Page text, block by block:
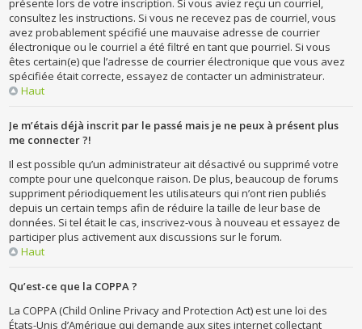
présente lors de votre inscription. Si vous aviez reçu un courriel,
consultez les instructions. Si vous ne recevez pas de courriel, vous
avez probablement spécifié une mauvaise adresse de courrier
électronique ou le courriel a été filtré en tant que pourriel. Si vous
êtes certain(e) que l’adresse de courrier électronique que vous avez
spécifiée était correcte, essayez de contacter un administrateur.
Haut
Je m’étais déjà inscrit par le passé mais je ne peux à présent plus
me connecter ?!
Il est possible qu’un administrateur ait désactivé ou supprimé votre
compte pour une quelconque raison. De plus, beaucoup de forums
suppriment périodiquement les utilisateurs qui n’ont rien publiés
depuis un certain temps afin de réduire la taille de leur base de
données. Si tel était le cas, inscrivez-vous à nouveau et essayez de
participer plus activement aux discussions sur le forum.
Haut
Qu’est-ce que la COPPA ?
La COPPA (Child Online Privacy and Protection Act) est une loi des
États-Unis d’Amérique qui demande aux sites internet collectant